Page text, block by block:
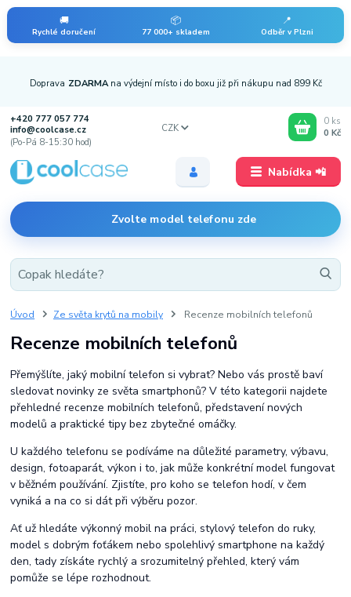
🚚
Rychlé doručení
📦
77 000+ skladem
📍
Odběr v Plzni
Nabídka 📲
Doprava ZDARMA na výdejní místo i do boxu již při nákupu nad 899 Kč
+420 777 057 774
info@coolcase.cz
(Po-Pá 8-15:30 hod)
Zvolte model telefonu zde
CZK
0 ks
0 Kč
Úvod Ze světa krytů na mobily Recenze mobilních telefonů
Recenze mobilních telefonů
Přemýšlíte, jaký mobilní telefon si vybrat? Nebo vás prostě baví
sledovat novinky ze světa smartphonů? V této kategorii najdete
přehledné recenze mobilních telefonů, představení nových
modelů a praktické tipy bez zbytečné omáčky.
U každého telefonu se podíváme na důležité parametry, výbavu,
design, fotoaparát, výkon i to, jak může konkrétní model fungovat
v běžném používání. Zjistíte, pro koho se telefon hodí, v čem
vyniká a na co si dát při výběru pozor.
Ať už hledáte výkonný mobil na práci, stylový telefon do ruky,
model s dobrým foťákem nebo spolehlivý smartphone na každý
den, tady získáte rychlý a srozumitelný přehled, který vám
pomůže se lépe rozhodnout.